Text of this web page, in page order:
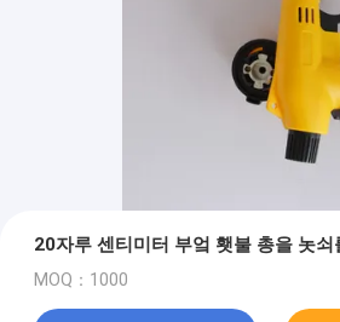
20자루 센티미터 부엌 횃불 총을 놋쇠
MOQ：1000